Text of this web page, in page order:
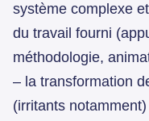
système complexe
du travail fourni
méthodologie,
– la transformation
(irritants